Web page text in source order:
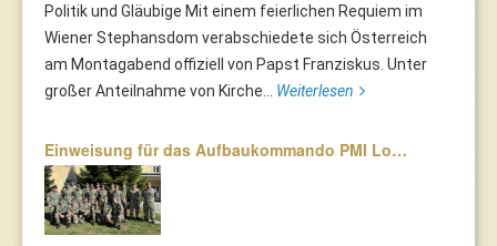
Politik und Gläubige Mit einem feierlichen Requiem im
Wiener Stephansdom verabschiedete sich Österreich
am Montagabend offiziell von Papst Franziskus. Unter
großer Anteilnahme von Kirche... Weiterlesen
Einweisung für das Aufbaukommando PMI Lo…